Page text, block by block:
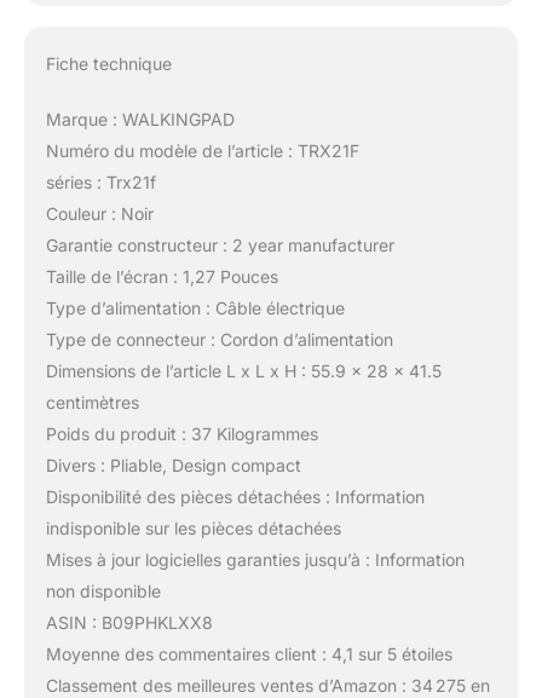
Fiche technique
Marque : WALKINGPAD
Numéro du modèle de l’article : TRX21F
séries : Trx21f
Couleur : Noir
Garantie constructeur : 2 year manufacturer
Taille de l’écran : 1,27 Pouces
Type d’alimentation : Câble électrique
Type de connecteur : Cordon d’alimentation
Dimensions de l’article L x L x H : 55.9 x 28 x 41.5
centimètres
Poids du produit : 37 Kilogrammes
Divers : Pliable, Design compact
Disponibilité des pièces détachées : Information
indisponible sur les pièces détachées
Mises à jour logicielles garanties jusqu’à : Information
non disponible
ASIN : B09PHKLXX8
Moyenne des commentaires client : 4,1 sur 5 étoiles
Classement des meilleures ventes d’Amazon : 34 275 en